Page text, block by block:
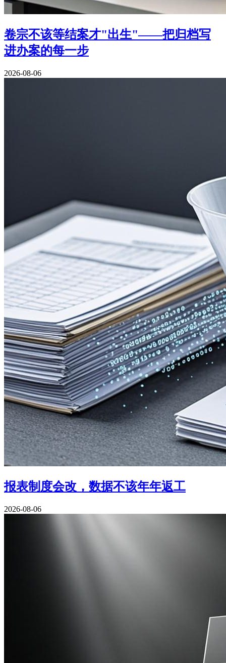
卷宗不该等结案才"出生"——把归档写
进办案的每一步
2026-08-06
报表制度会改，数据不该年年返工
2026-08-06